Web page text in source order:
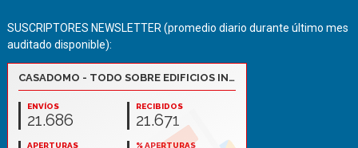
SUSCRIPTORES NEWSLETTER (promedio diario durante último mes
auditado disponible):